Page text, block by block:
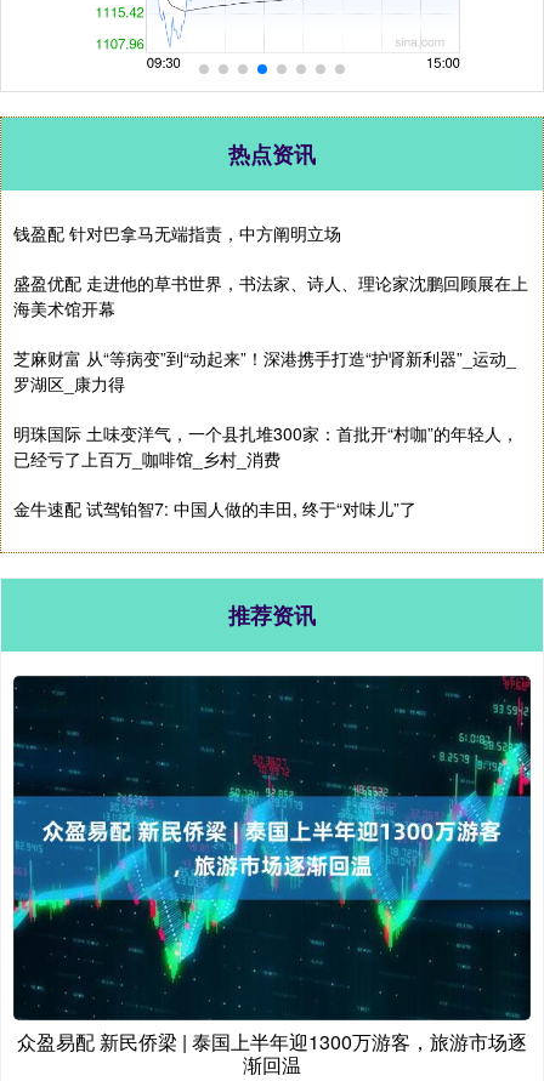
热点资讯
钱盈配 针对巴拿马无端指责，中方阐明立场
盛盈优配 走进他的草书世界，书法家、诗人、理论家沈鹏回顾展在上
海美术馆开幕
芝麻财富 从“等病变”到“动起来”！深港携手打造“护肾新利器”_运动_
罗湖区_康力得
明珠国际 土味变洋气，一个县扎堆300家：首批开“村咖”的年轻人，
已经亏了上百万_咖啡馆_乡村_消费
金牛速配 试驾铂智7: 中国人做的丰田, 终于“对味儿”了
推荐资讯
众盈易配 新民侨梁 | 泰国上半年迎1300万游客，旅游市场逐
渐回温